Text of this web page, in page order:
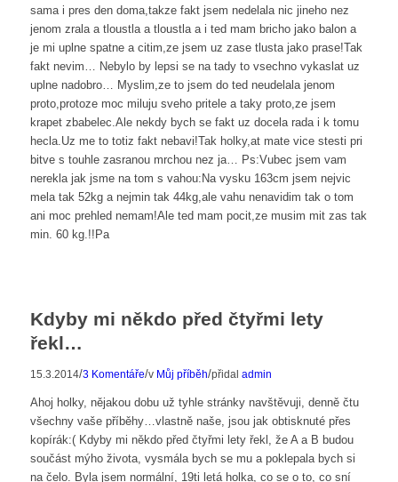
sama i pres den doma,takze fakt jsem nedelala nic jineho nez
jenom zrala a tloustla a tloustla a i ted mam bricho jako balon a
je mi uplne spatne a citim,ze jsem uz zase tlusta jako prase!Tak
fakt nevim… Nebylo by lepsi se na tady to vsechno vykaslat uz
uplne nadobro… Myslim,ze to jsem do ted neudelala jenom
proto,protoze moc miluju sveho pritele a taky proto,ze jsem
krapet zbabelec.Ale nekdy bych se fakt uz docela rada i k tomu
hecla.Uz me to totiz fakt nebavi!Tak holky,at mate vice stesti pri
bitve s touhle zasranou mrchou nez ja… Ps:Vubec jsem vam
nerekla jak jsme na tom s vahou:Na vysku 163cm jsem nejvic
mela tak 52kg a nejmin tak 44kg,ale vahu nenavidim tak o tom
ani moc prehled nemam!Ale ted mam pocit,ze musim mit zas tak
min. 60 kg.!!Pa
Kdyby mi někdo před čtyřmi lety
řekl…
15.3.2014/3 Komentáře/v Můj příběh/přidal admin
Ahoj holky, nějakou dobu už tyhle stránky navštěvuji, denně čtu
všechny vaše příběhy…vlastně naše, jsou jak obtisknuté přes
kopírák:( Kdyby mi někdo před čtyřmi lety řekl, že A a B budou
součást mýho života, vysmála bych se mu a poklepala bych si
na čelo. Byla jsem normální, 19ti letá holka, co se o to, co sní